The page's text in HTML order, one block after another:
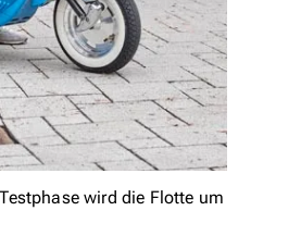
wird die Flotte um